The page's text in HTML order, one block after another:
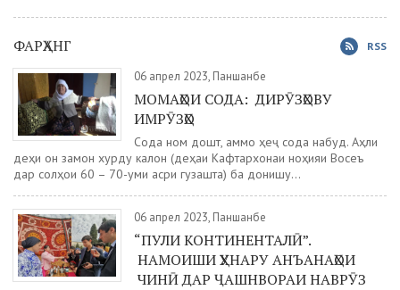
ФАРҲАНГ RSS
06 апрел 2023, Панҷшанбе
МОМАҲОИ СОДА: ДИРӮЗҲОВУ
ИМРӮЗҲО
Сода ном дошт, аммо ҳеҷ сода набуд. Аҳли
деҳи он замон хурду калон (деҳаи Кафтархонаи ноҳияи Восеъ
дар солҳои 60 – 70-уми асри гузашта) ба донишу...
06 апрел 2023, Панҷшанбе
“ПУЛИ КОНТИНЕНТАЛӢ”.
НАМОИШИ ҲУНАРУ АНЪАНАҲОИ
ЧИНӢ ДАР ҶАШНВОРАИ НАВРӮЗ